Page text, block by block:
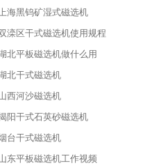
海黑钨矿湿式磁选机
滦区干式磁选机使用规程
北平板磁选机做什么用
北干式磁选机
西河沙磁选机
阳干式石英砂磁选机
台干式磁选机
东平板磁选机工作视频